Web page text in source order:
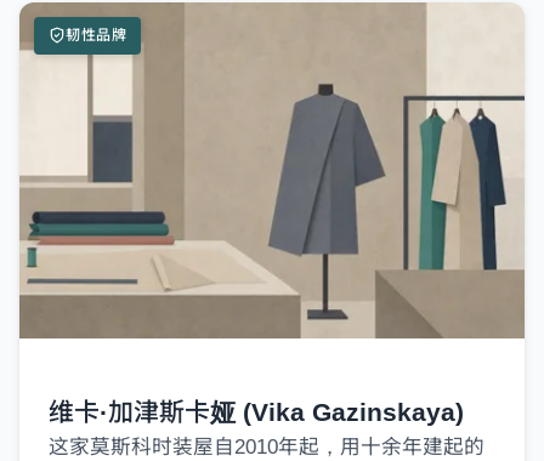
韧性品牌
维卡·加津斯卡娅 (Vika Gazinskaya)
这家莫斯科时装屋自2010年起，用十余年建起的